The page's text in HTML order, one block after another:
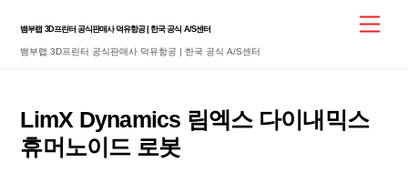
content
뱀부랩 3D프린터 공식판매사 덕유항공 | 한국 공식 A/S센터
뱀부랩 3D프린터 공식판매사 덕유항공 | 한국 공식 A/S센터
LimX Dynamics 림엑스 다이내믹스
휴머노이드 로봇